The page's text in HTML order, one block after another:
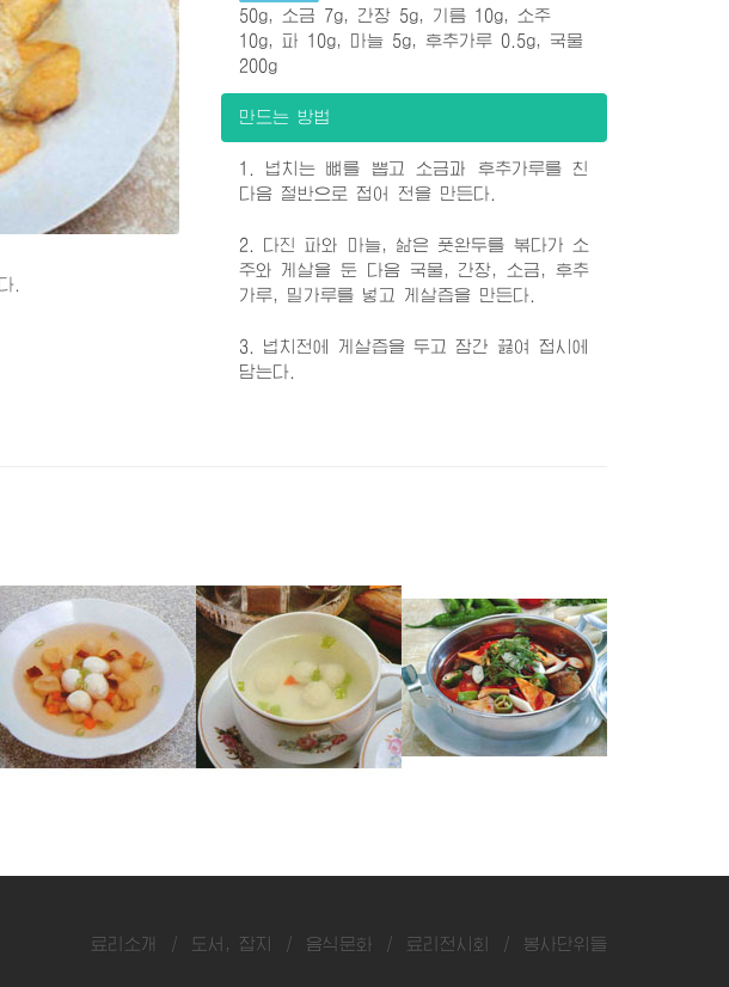
.
50g, 소금 7g, 간장 5g, 기름 10g, 소주
10g, 파 10g, 마늘 5g, 후추가루 0.5g, 국물
200g
만드는 방법
1. 넙치는 뼈를 뽑고 소금과 후추가루를 친
다음 절반으로 접어 전을 만든다.
2. 다진 파와 마늘, 삶은 풋완두를 볶다가 소
주와 게살을 둔 다음 국물, 간장, 소금, 후추
가루, 밀가루를 넣고 게살즙을 만든다.
3. 넙치전에 게살즙을 두고 잠간 끓여 접시에
담는다.
료리소개 / 도서, 잡지 / 음식문화 / 료리전시회 / 봉사단위들